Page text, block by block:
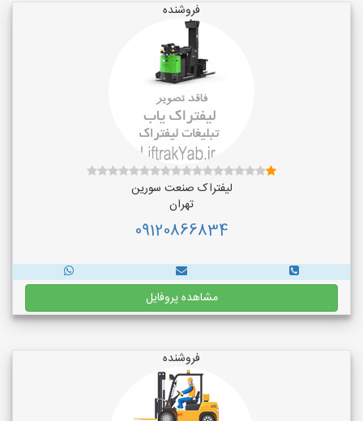
فروشنده
لیفتراک صنعت سورین
تهران
09120866834
مشاهده پروفایل
فروشنده